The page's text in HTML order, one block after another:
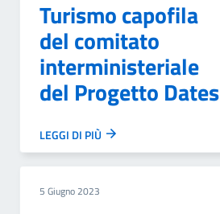
Turismo capofila
del comitato
interministeriale
del Progetto Dates
LEGGI DI PIÙ
5 Giugno 2023